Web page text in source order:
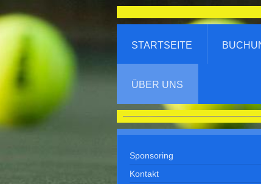
STARTSEITE
ÜBER UNS
Sponsoring
Kontakt